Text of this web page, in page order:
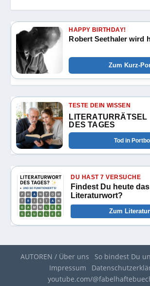
HAPPY BIRTHDAY!
Robert Seethaler wird
Zum Kurz-
TESTE DEIN WISSEN
LITERATURRÄTSEL
DES TAGES
Tod in
DU HAST 7 VERSUCHE
Findest Du heute das
Literaturwort?
Zum
AUTOREN / Über uns
So bindest Du
Impressum
youtube.com/